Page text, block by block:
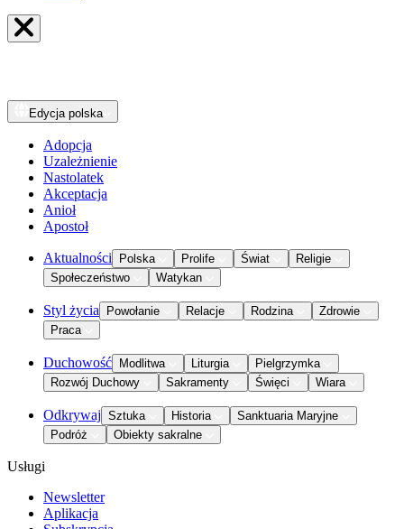
Edycja polska
Adopcja
Uzależnienie
Nastolatek
Akceptacja
Anioł
Apostoł
Aktualności Polska Prolife Świat
Religie
Społeczeństwo
Watykan
Styl życia Powołanie Relacje Rodzina
Zdrowie
Praca
Duchowość Modlitwa Liturgia
Pielgrzymka
Rozwój Duchowy
Sakramenty Święci Wiara
Odkrywaj Sztuka Historia
Sanktuaria Maryjne
Podróż
Obiekty sakralne
Usługi
Newsletter
Aplikacja